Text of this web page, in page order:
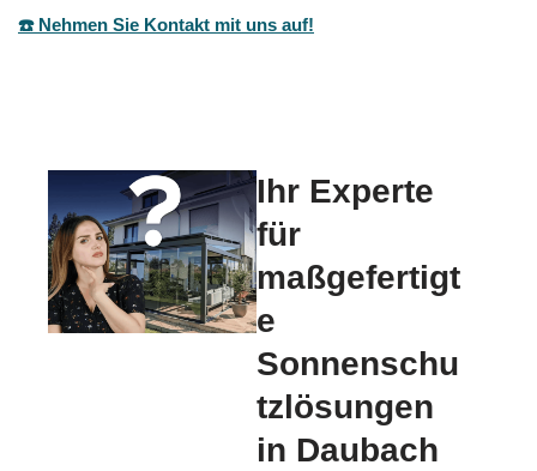
☎️ Nehmen Sie Kontakt mit uns auf!
Ihr Experte
für
maßgefertigt
e
Sonnenschu
tzlösungen
in Daubach